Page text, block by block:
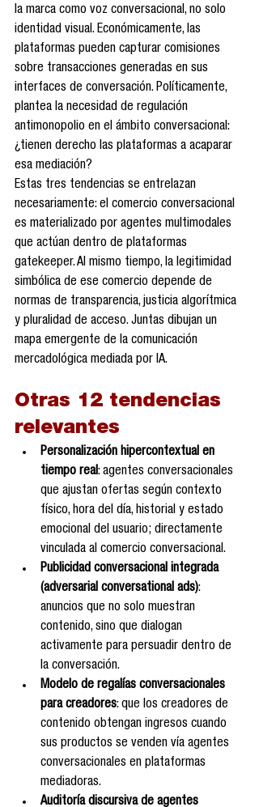
la marca como voz conversacional, no solo
identidad visual. Económicamente, las
plataformas pueden capturar comisiones
sobre transacciones generadas en sus
interfaces de conversación. Políticamente,
plantea la necesidad de regulación
antimonopolio en el ámbito conversacional:
¿tienen derecho las plataformas a acaparar
esa mediación?
Estas tres tendencias se entrelazan
necesariamente: el comercio conversacional
es materializado por agentes multimodales
que actúan dentro de plataformas
gatekeeper. Al mismo tiempo, la legitimidad
simbólica de ese comercio depende de
normas de transparencia, justicia algorítmica
y pluralidad de acceso. Juntas dibujan un
mapa emergente de la comunicación
mercadológica mediada por IA.
Otras 12 tendencias
relevantes
Personalización hipercontextual en
tiempo real: agentes conversacionales
que ajustan ofertas según contexto
físico, hora del día, historial y estado
emocional del usuario; directamente
vinculada al comercio conversacional.
Publicidad conversacional integrada
(adversarial conversational ads):
anuncios que no solo muestran
contenido, sino que dialogan
activamente para persuadir dentro de
la conversación.
Modelo de regalías conversacionales
para creadores: que los creadores de
contenido obtengan ingresos cuando
sus productos se venden vía agentes
conversacionales en plataformas
mediadoras.
Auditoría discursiva de agentes